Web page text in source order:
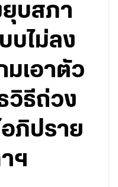
ยุบสภา
บไม่ลง
มเอาตัว
วิธีถ่วง
อภิปราย
ฯ